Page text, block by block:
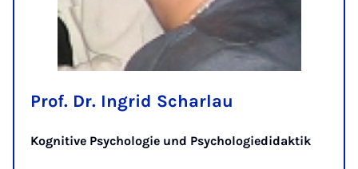
Prof. Dr. Ingrid Scharlau
Kognitive Psychologie und Psychologiedidaktik